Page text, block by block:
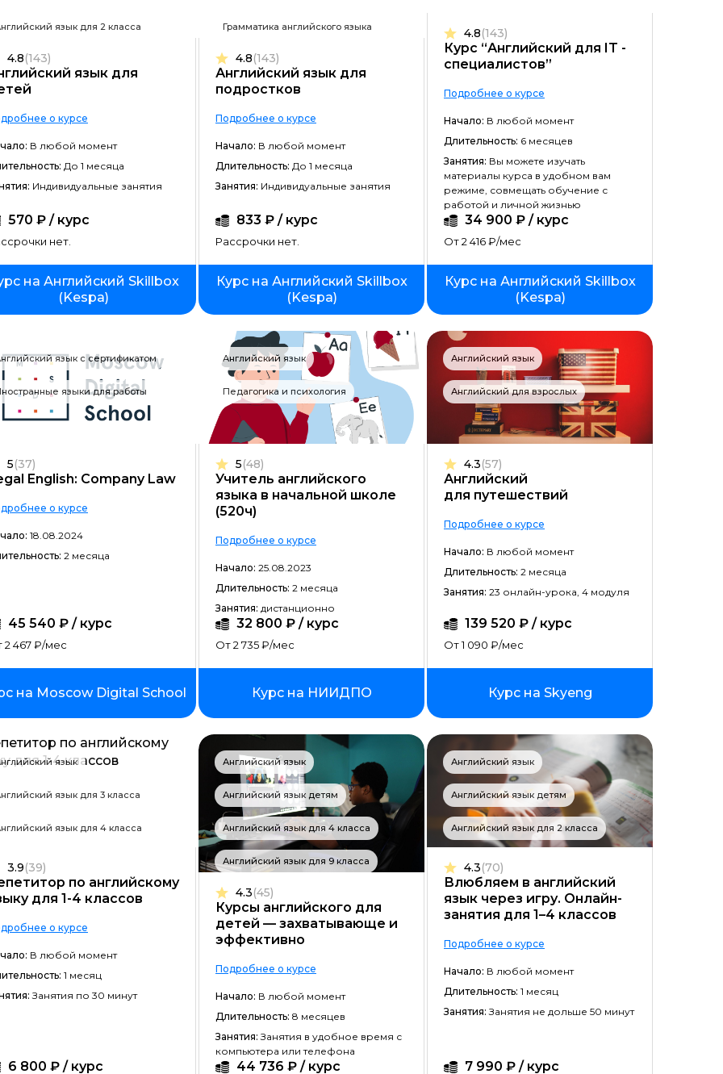
Разработка игр
Системное администрирование
Java-разработка
Android-разработка
Верстка на HTML/CSS
QA-тестирование
IOS-разработка
Разработка игр на Unity
Информационная безопасность
Разработка на C#
Разработка на C++
Разработка на Kotlin
Разработка игр на Unreal Engine
Разработка на Swift
Фреймворк Laravel
Golang-разработка
VR/AR разработка
1C-разработка
Фреймворк React.JS
Фреймворк Spring
Фреймворк Django
Работа с GIT
Фреймворк Flutter
Алгоритмы и структуры данных
Программирование с нуля
Программирование с трудоустройством
Работа с Ansible
Kubernetes
Backend-разработка
No-code разработка
Рассрочка ↑
Рассрочка ↓
Начало ↑
Начало ↓
Длительность ↑
Длительность ↓
язык для 2 класса
язык для
4.8(143)
о курсе
В любой момент
До 1 месяца
Индивидуальные занятия
570 ₽ / курс
нет.
на Английский Skillbox
(Kespa)
Грамматика английского языка
Английский язык для
подростков
4.8(143)
Подробнее о курсе
Начало: В любой момент
Длительность: До 1 месяца
Занятия: Индивидуальные занятия
833 ₽ / курс
Рассрочки нет.
Курс на Английский Skillbox
(Kespa)
Курс “Английский для IT -
специалистов”
4.8(143)
Подробнее о курсе
Начало: В любой момент
Длительность: 6 месяцев
Занятия: Вы можете изучать
материалы курса в удобном вам
режиме, совмещать обучение с
работой и личной жизнью
34 900 ₽ / курс
От 2 416 ₽/мес
Курс на Английский Skillbox
(Kespa)
язык с сертификатом
языки для работы
English: Company Law
5(37)
о курсе
18.08.2024
2 месяца
45 540 ₽ / курс
2 467 ₽/мес
на Moscow Digital School
Английский язык
Педагогика и психология
Учитель английского
языка в начальной школе
(520ч)
5(48)
Подробнее о курсе
Начало: 25.08.2023
Длительность: 2 месяца
Занятия: дистанционно
32 800 ₽ / курс
От 2 735 ₽/мес
Курс на НИИДПО
Английский язык
Английский для взрослых
Английский
для путешествий
4.3(57)
Подробнее о курсе
Начало: В любой момент
Длительность: 2 месяца
Занятия: 23 онлайн-урока, 4 модуля
139 520 ₽ / курс
От 1 090 ₽/мес
Курс на Skyeng
язык
язык для 3 класса
язык для 4 класса
по английскому
для 1-4 классов
3.9(39)
о курсе
В любой момент
1 месяц
Занятия по 30 минут
6 800 ₽ / курс
Английский язык
Английский язык детям
Английский язык для 4 класса
Английский язык для 9 класса
Курсы английского для
детей — захватывающе и
эффективно
4.3(45)
Подробнее о курсе
Начало: В любой момент
Длительность: 8 месяцев
Занятия: Занятия в удобное время с
компьютера или телефона
44 736 ₽ / курс
Английский язык
Английский язык детям
Английский язык для 2 класса
Влюбляем в английский
язык через игру. Онлайн-
занятия для 1–4 классов
4.3(70)
Подробнее о курсе
Начало: В любой момент
Длительность: 1 месяц
Занятия: Занятия не дольше 50 минут
7 990 ₽ / курс